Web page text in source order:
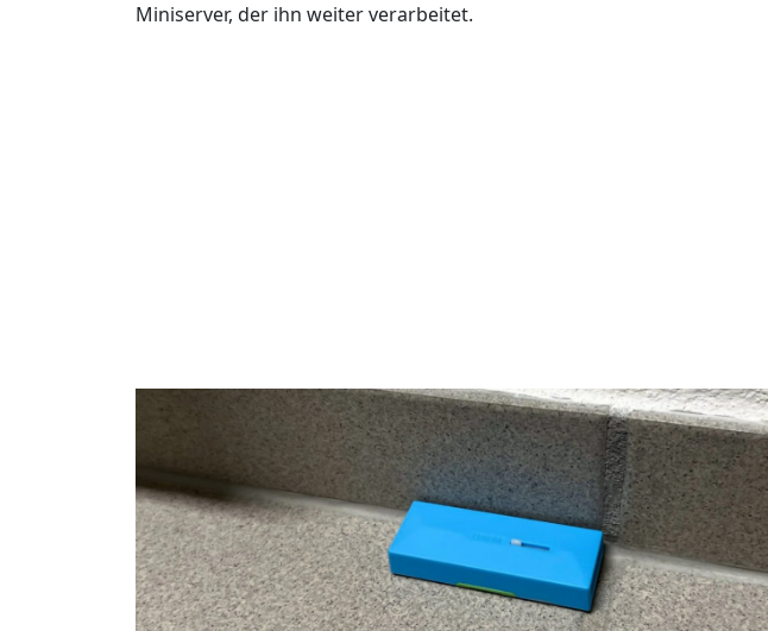
Miniserver, der ihn weiter verarbeitet.